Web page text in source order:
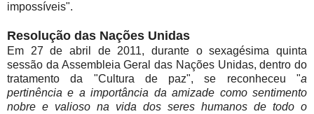
impossíveis".
Resolução das Nações Unidas
Em 27 de abril de 2011, durante o sexagésima quinta
sessão da Assembleia Geral das Nações Unidas, dentro do
tratamento da "Cultura de paz", se reconheceu "a
pertinência e a importância da amizade como sentimento
nobre e valioso na vida dos seres humanos de todo o